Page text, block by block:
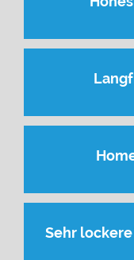
Sehr